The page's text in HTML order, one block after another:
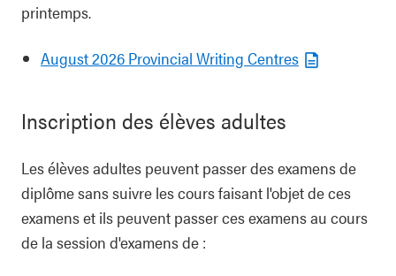
printemps.
August 2026 Provincial Writing Centres
Inscription des élèves adultes
Les élèves adultes peuvent passer des examens de
diplôme sans suivre les cours faisant l'objet de ces
examens et ils peuvent passer ces examens au cours
de la session d'examens de :